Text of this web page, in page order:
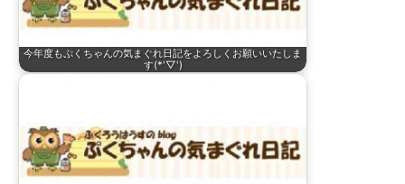
今年度もぷくちゃんの気まぐれ日記をよろしくお願いいたしま
す(*'▽')